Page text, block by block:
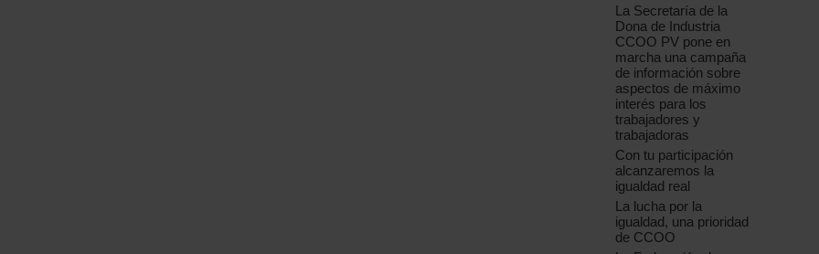
La Secretaría de la
Dona de Industria
CCOO PV pone en
marcha una campaña
de información sobre
aspectos de máximo
interés para los
trabajadores y
trabajadoras
Con tu participación
alcanzaremos la
igualdad real
La lucha por la
igualdad, una prioridad
de CCOO